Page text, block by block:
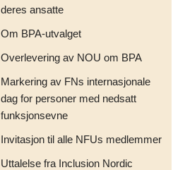
deres ansatte
Om BPA-utvalget
Overlevering av NOU om BPA
Markering av FNs internasjonale
dag for personer med nedsatt
funksjonsevne
Invitasjon til alle NFUs medlemmer
Uttalelse fra Inclusion Nordic